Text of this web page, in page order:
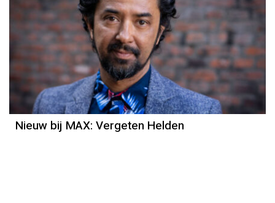
Nieuw bij MAX: Vergeten Helden